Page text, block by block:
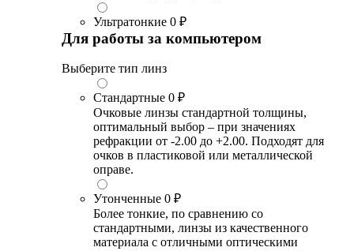
Ультратонкие 0 ₽
Для работы за компьютером
Выберите тип линз
Стандартные 0 ₽
Очковые линзы стандартной толщины,
оптимальный выбор – при значениях
рефракции от -2.00 до +2.00. Подходят для
очков в пластиковой или металлической
оправе.
Утонченные 0 ₽
Более тонкие, по сравнению со
стандартными, линзы из качественного
материала с отличными оптическими